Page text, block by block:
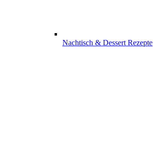
Nachtisch & Dessert Rezepte